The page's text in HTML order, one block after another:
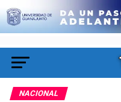
NACIONAL